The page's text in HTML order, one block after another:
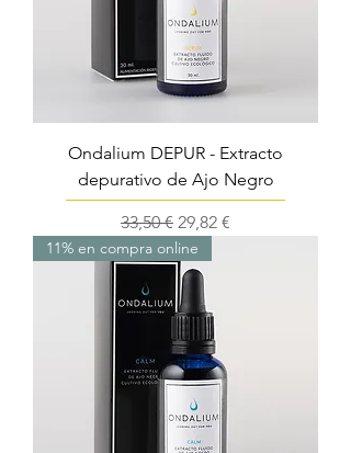
Ondalium DEPUR - Extracto
depurativo de Ajo Negro
Precio
33,50 € Precio de oferta
29,82 €
11% en compra online